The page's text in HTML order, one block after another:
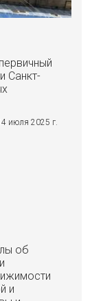
Санкт-
июля 2025 г.
об
и